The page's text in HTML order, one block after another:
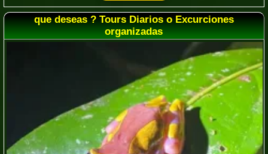
que deseas ? Tours Diarios o Excurciones
organizadas